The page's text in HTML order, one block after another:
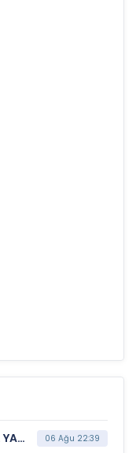
***DZGYO*** DENİZ GAYRİMENKUL YATIRIM ORTAKLIĞI A.Ş. (Kurumsal Yönetim Bilgi Formu (Güncelleme) - Yönetim Kurulu-3) 06 Ağu 22:39